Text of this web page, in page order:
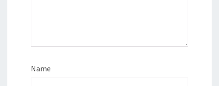
Name